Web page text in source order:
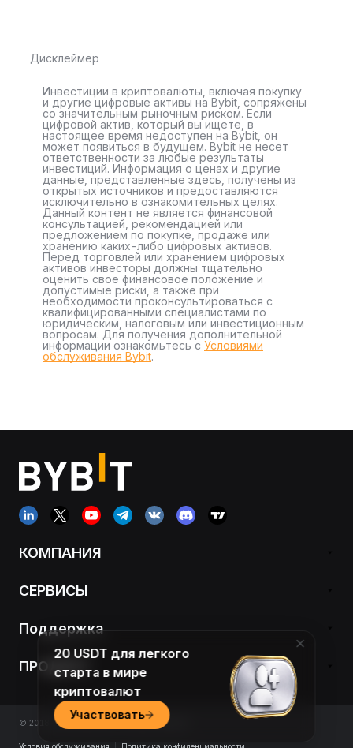
Дисклеймер
Инвестиции в криптовалюты, включая покупку
и другие цифровые активы на Bybit, сопряжены
со значительным рыночным риском. Если
цифровой актив, который вы ищете, в
настоящее время недоступен на Bybit, он
может появиться в будущем. Bybit не несет
ответственности за любые результаты
инвестиций. Информация о ценах и другие
данные, представленные здесь, получены из
открытых источников и предоставляются
исключительно в ознакомительных целях.
Данный контент не является финансовой
консультацией, рекомендацией или
предложением по покупке, продаже или
хранению каких-либо цифровых активов.
Перед торговлей или хранением цифровых
активов инвесторы должны тщательно
оценить свое финансовое положение и
допустимые риски, а также при
необходимости проконсультироваться с
квалифицированными специалистами по
юридическим, налоговым или инвестиционным
вопросам. Для получения дополнительной
информации ознакомьтесь с Условиями
обслуживания Bybit.
КОМПАНИЯ
СЕРВИСЫ
Поддержка
ПРОДУКТ
© 2018-2026 Bybit.com. All rights reserved.
20 USDT для легкого
старта в мире
криптовалют
Участвовать